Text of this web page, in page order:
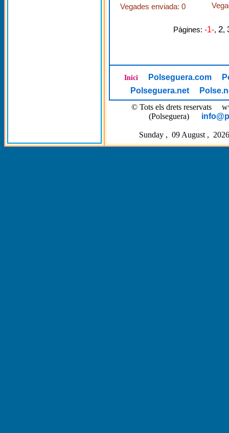
Vegades enviada: 0
Pàgines: -1-, 2,
Inici Polseguera.com
Polseguera.net
© Tots els drets reservats
(Polseguera)
Sunday , 09 August ,